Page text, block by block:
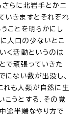
さらに北岩手とか二
いきますとそれぞれ
ことを明らかにし
人口の少ないとこ
く活動というのは
で頑張っていきた
にない数が出没し、
れも人類が自然に生
こうとする、その覚
途半端なやり方で